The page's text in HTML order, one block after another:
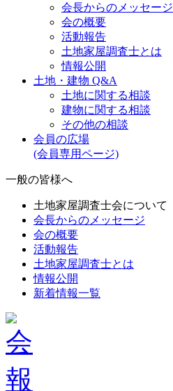
会長からのメッセージ
会の概要
活動報告
土地家屋調査士とは
情報公開
土地・建物 Q&A
土地に関する相談
建物に関する相談
その他の相談
会員の広場
(会員専用ページ)
一般の皆様へ
土地家屋調査士会について
会長からのメッセージ
会の概要
活動報告
土地家屋調査士とは
情報公開
新着情報一覧